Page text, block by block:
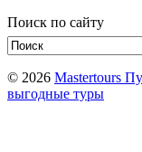
Поиск по сайту
© 2026 Mastertours
выгодные туры